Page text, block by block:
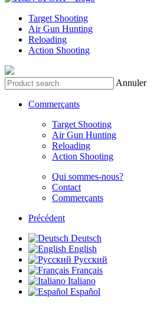
Target Shooting
Air Gun Hunting
Reloading
Action Shooting
Annuler
Commerçants
Target Shooting
Air Gun Hunting
Reloading
Action Shooting
Qui sommes-nous?
Contact
Commerçants
Précédent
Deutsch
English
Русский
Français
Italiano
Español